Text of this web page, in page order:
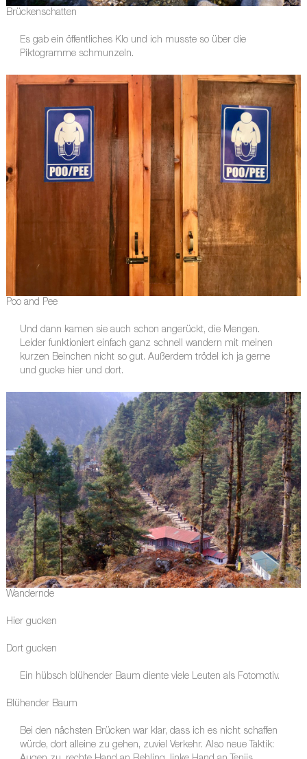
Brückenschatten
Es gab ein öffentliches Klo und ich musste so über die
Piktogramme schmunzeln.
Poo and Pee
Und dann kamen sie auch schon angerückt, die Mengen.
Leider funktioniert einfach ganz schnell wandern mit meinen
kurzen Beinchen nicht so gut. Außerdem trödel ich ja gerne
und gucke hier und dort.
Wandernde
Hier gucken
Dort gucken
Ein hübsch blühender Baum diente viele Leuten als Fotomotiv.
Blühender Baum
Bei den nächsten Brücken war klar, dass ich es nicht schaffen
würde, dort alleine zu gehen, zuviel Verkehr. Also neue Taktik: